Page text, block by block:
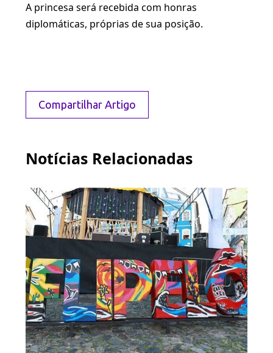
A princesa será recebida com honras
diplomáticas, próprias de sua posição.
Compartilhar Artigo
Notícias Relacionadas